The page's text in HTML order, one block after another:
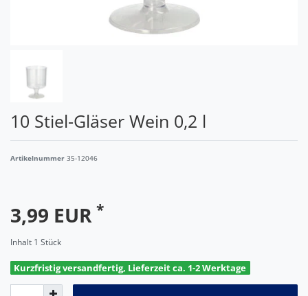
10 Stiel-Gläser Wein 0,2 l
Artikelnummer 35-12046
3,99 EUR *
Inhalt 1 Stück
Kurzfristig versandfertig, Lieferzeit ca. 1-2 Werktage